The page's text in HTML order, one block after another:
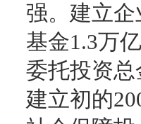
强。建立
基金1.3万
委托投资
建立初的